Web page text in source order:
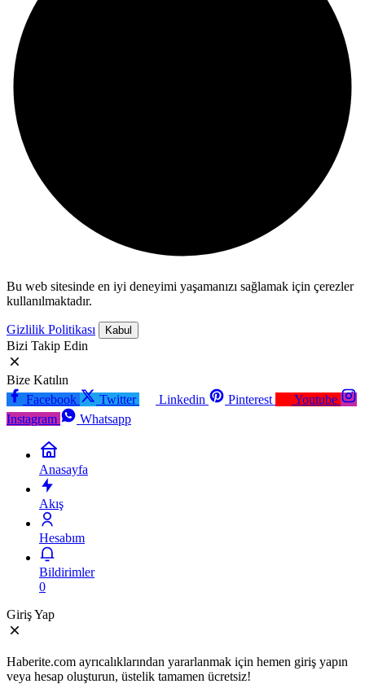
Bu web sitesinde en iyi deneyimi yaşamanızı sağlamak için çerezler
kullanılmaktadır.
Gizlilik Politikası Kabul
Bizi Takip Edin
Bize Katılın
Facebook
Twitter Linkedin Pinterest
Youtube
Instagram
Whatsapp
Anasayfa
Akış
Hesabım
Bildirimler
0
Giriş Yap
Haberite.com ayrıcalıklarından yararlanmak için hemen giriş yapın
veya hesap oluşturun, üstelik tamamen ücretsiz!